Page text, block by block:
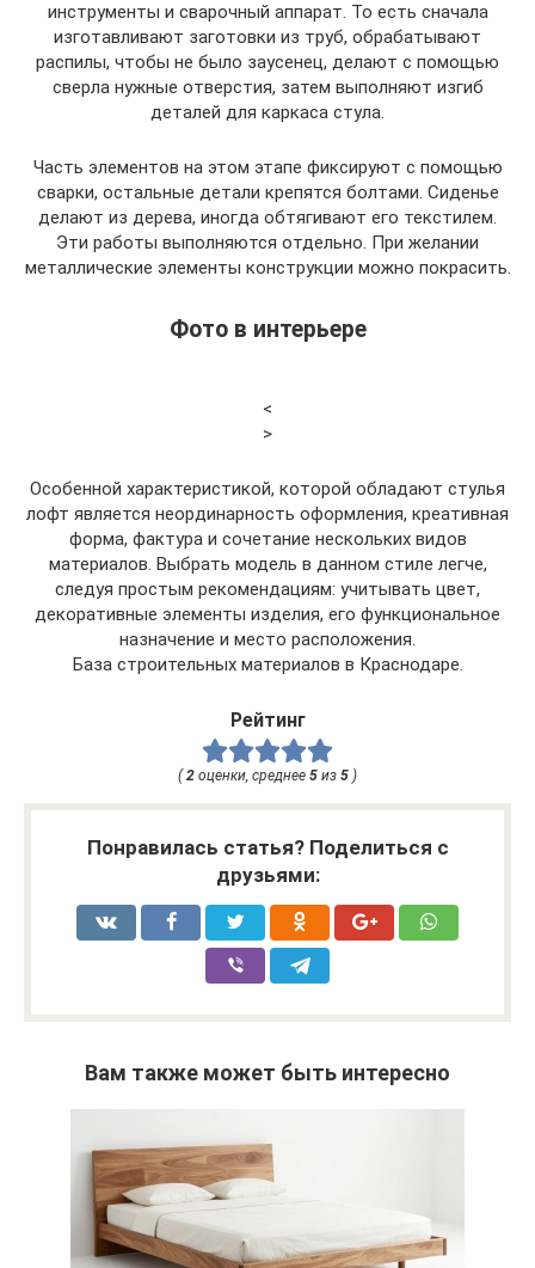
инструменты и сварочный аппарат. То есть сначала
изготавливают заготовки из труб, обрабатывают
распилы, чтобы не было заусенец, делают с помощью
сверла нужные отверстия, затем выполняют изгиб
деталей для каркаса стула.
Часть элементов на этом этапе фиксируют с помощью
сварки, остальные детали крепятся болтами. Сиденье
делают из дерева, иногда обтягивают его текстилем.
Эти работы выполняются отдельно. При желании
металлические элементы конструкции можно покрасить.
Фото в интерьере
<
>
Особенной характеристикой, которой обладают стулья
лофт является неординарность оформления, креативная
форма, фактура и сочетание нескольких видов
материалов. Выбрать модель в данном стиле легче,
следуя простым рекомендациям: учитывать цвет,
декоративные элементы изделия, его функциональное
назначение и место расположения.
База строительных материалов в Краснодаре.
Рейтинг
( 2 оценки, среднее 5 из 5 )
Понравилась статья? Поделиться с
друзьями:
Вам также может быть интересно